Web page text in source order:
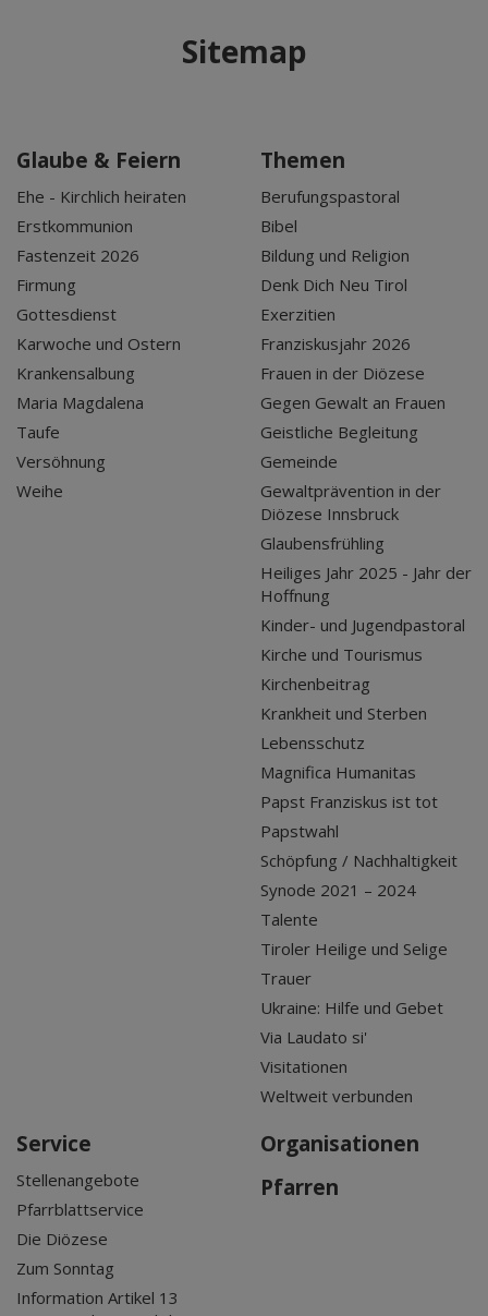
Sitemap
Glaube & Feiern
Ehe - Kirchlich heiraten
Erstkommunion
Fastenzeit 2026
Firmung
Gottesdienst
Karwoche und Ostern
Krankensalbung
Maria Magdalena
Taufe
Versöhnung
Weihe
Themen
Berufungspastoral
Bibel
Bildung und Religion
Denk Dich Neu Tirol
Exerzitien
Franziskusjahr 2026
Frauen in der Diözese
Gegen Gewalt an Frauen
Geistliche Begleitung
Gemeinde
Gewaltprävention in der
Diözese Innsbruck
Glaubensfrühling
Heiliges Jahr 2025 - Jahr der
Hoffnung
Kinder- und Jugendpastoral
Kirche und Tourismus
Kirchenbeitrag
Krankheit und Sterben
Lebensschutz
Magnifica Humanitas
Papst Franziskus ist tot
Papstwahl
Schöpfung / Nachhaltigkeit
Synode 2021 – 2024
Talente
Tiroler Heilige und Selige
Trauer
Ukraine: Hilfe und Gebet
Via Laudato si'
Visitationen
Weltweit verbunden
Service
Stellenangebote
Pfarrblattservice
Die Diözese
Zum Sonntag
Information Artikel 13
Organisationen
Pfarren